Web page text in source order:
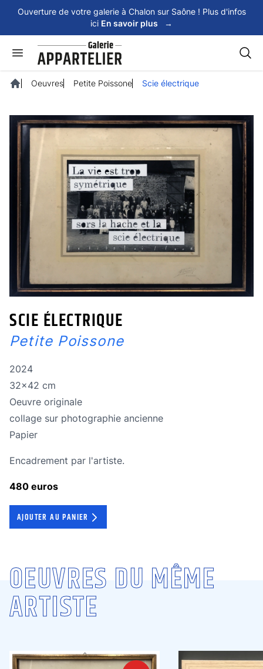
Ouverture de votre galerie à Chalon sur Saône ! Plus d'infos
ici En savoir plus →
Oeuvres Petite Poissone Scie électrique
SCIE ÉLECTRIQUE
Petite Poissone
Année de réalisation
2024
Dimensions
32x42 cm
Oeuvre originale
Oeuvre originale
Technique
collage sur photographie ancienne
Technique
Papier
Encadrement par l'artiste.
480 euros
AJOUTER AU PANIER
OEUVRES DU MÊME
ARTISTE
Panneau de gestion des cookies